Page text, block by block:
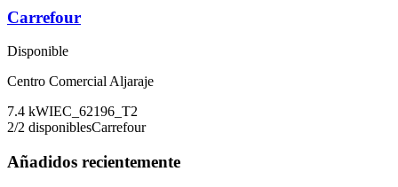
Carrefour
Disponible
Centro Comercial Aljaraje
7.4 kWIEC_62196_T2
2/2 disponiblesCarrefour
Añadidos recientemente